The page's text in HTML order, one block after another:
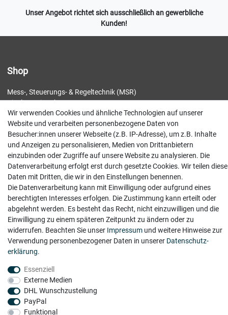
Unser Angebot richtet sich ausschließlich an gewerbliche
Kunden!
Shop
Mess-, Steuerungs- & Regeltechnik (MSR)
Display / Eingabe
Elektronik / Komponenten
Motoren / Antriebe
Rechner / Speicher
Sonstiges
Service
Ankauf
Kontakt
Versand
Rechtliches
Impressum
Widerrufsrecht
Datenschutz
AGB
Wir verwenden Cookies und ähnliche Technologien auf unserer
Website und verarbeiten personenbezogene Daten von
Besucher:innen unserer Webseite (z.B. IP-Adresse), um z.B. Inhalte
und Anzeigen zu personalisieren, Medien von Drittanbietern
einzubinden oder Zugriffe auf unsere Website zu analysieren. Die
Datenverarbeitung erfolgt erst durch gesetzte Cookies. Wir teilen diese
Daten mit Dritten, die wir in den Einstellungen benennen.
Die Datenverarbeitung kann mit Einwilligung oder aufgrund eines
berechtigten Interesses erfolgen. Die Zustimmung kann erteilt oder
abgelehnt werden. Es besteht das Recht, nicht einzuwilligen und die
Einwilligung zu einem späteren Zeitpunkt zu ändern oder zu
widerrufen. Beachten Sie unser Impressum und weitere Hinweise zur
Verwendung personenbezogener Daten in unserer Daten­schutz­
erklärung.
Essenziell
Externe Medien
DHL Wunschzustellung
PayPal
Funktional